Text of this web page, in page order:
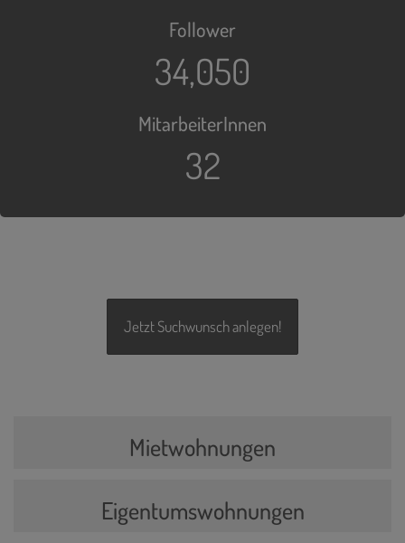
Follower
34,050
MitarbeiterInnen
32
Jetzt Suchwunsch anlegen!
Mietwohnungen
Eigentumswohnungen